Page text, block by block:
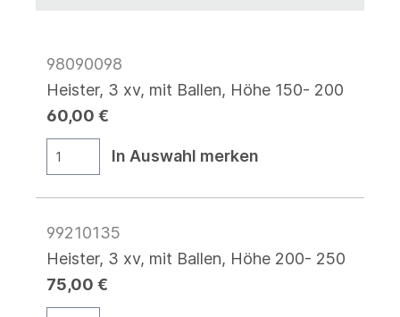
98090098
Heister, 3 xv, mit Ballen, Höhe 150- 200
60,00 €
In Auswahl merken
99210135
Heister, 3 xv, mit Ballen, Höhe 200- 250
75,00 €